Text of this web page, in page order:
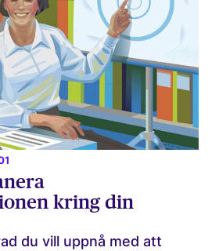
kring din
du vill uppnå med att